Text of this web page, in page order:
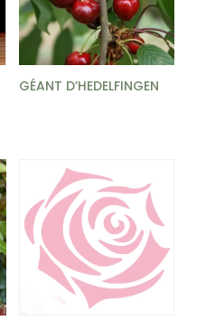
GÉANT D’HEDELFINGEN